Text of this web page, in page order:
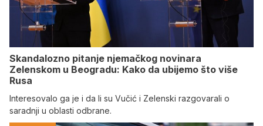
Skandalozno pitanje njemačkog novinara
Zelenskom u Beogradu: Kako da ubijemo što više
Rusa
Interesovalo ga je i da li su Vučić i Zelenski razgovarali o
saradnji u oblasti odbrane.